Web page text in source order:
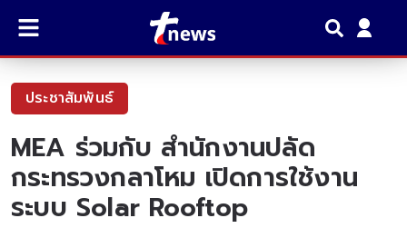
ประชาสัมพันธ์
MEA ร่วมกับ สำนักงานปลัด
กระทรวงกลาโหม เปิดการใช้งาน
ระบบ Solar Rooftop